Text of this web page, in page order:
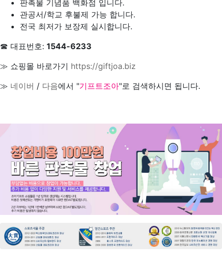
판촉물 기념품 백화점 입니다.
관공서/학교 후불제 가능 합니다.
전국 최저가 보장제 실시합니다.
☎ 대표번호: 1544-6233
≫ 쇼핑몰 바로가기 https://giftjoa.biz
≫ 네이버 / 다음에서 "기프트조아"로 검색하시면 됩니다.